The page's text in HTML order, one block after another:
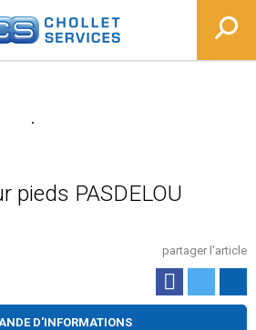
pieds PASDELOU
partager l'article
D'INFORMATIONS